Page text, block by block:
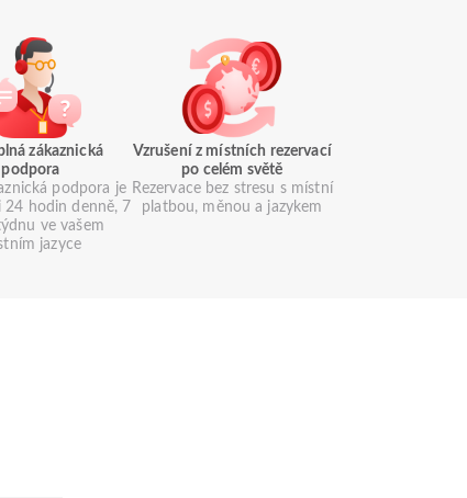
zákaznická
podpora
podpora je
24 hodin denně, 7
ve vašem
jazyce
Vzrušení z místních rezervací
po celém světě
Rezervace bez stresu s místní
platbou, měnou a jazykem